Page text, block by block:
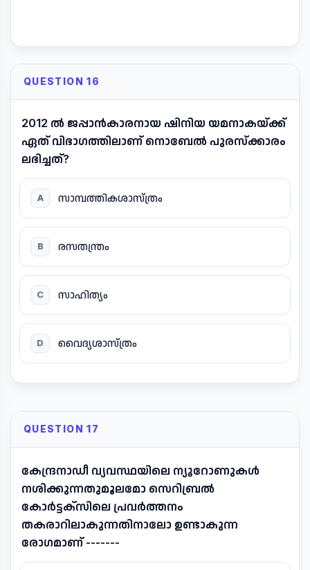
QUESTION 16
2012 ൽ ജപ്പാൻകാരനായ ഷിനിയ യമനാകയ്ക്ക്
ഏത് വിഭാഗത്തിലാണ് നൊബേൽ പുരസ്ക്കാരം
ലഭിച്ചത്?
A സാമ്പത്തികശാസ്ത്രം
B രസതന്ത്രം
C സാഹിത്യം
D വൈദ്യശാസ്ത്രം
QUESTION 17
കേന്ദ്രനാഡീ വ്യവസ്ഥയിലെ ന്യൂറോണുകൾ
നശിക്കുന്നതുമൂലമോ സെറിബ്രൽ
കോർട്ടക്സിലെ പ്രവർത്തനം
തകരാറിലാകുന്നതിനാലോ ഉണ്ടാകുന്ന
രോഗമാണ് -------